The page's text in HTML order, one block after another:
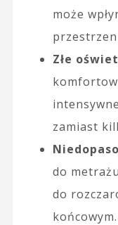
może
Złe
zamiast
do
do
końcowym.